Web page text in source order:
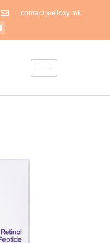
contact@elloxy.mk